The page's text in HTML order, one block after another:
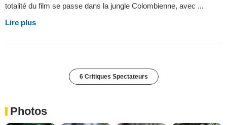
totalité du film se passe dans la jungle Colombienne, avec ...
Lire plus
6 Critiques Spectateurs
Photos